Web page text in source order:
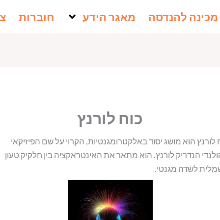
מכינה להנדסה מאגר הידע חוברות
כוח לורנץ
לורנץ הוא מושג יסוד באלקטרומגנטיות, הקרוי על שם הפיזיקאי
הנדריק לורנץ. הוא מתאר את האינטראקציה בין חלקיק טעון
לשדה מגנטי.